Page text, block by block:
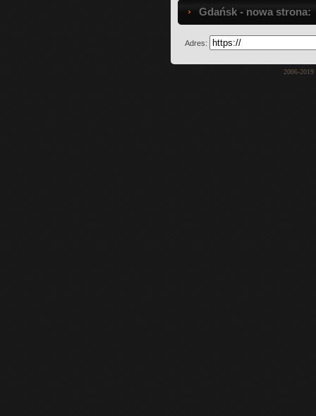
Gdańsk - nowa strona:
Adres:
2006-